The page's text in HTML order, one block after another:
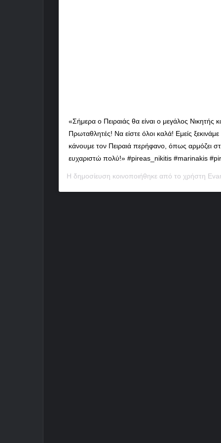
«Σήμερα ο Πειραιάς θα είναι ο μεγάλος Νικητής
Πρωταθλητές! Να είστε όλοι καλά! Εμείς ξεκινάμε
κάνουμε τον Πειραιά περήφανο, όπως αρμόζει
ευχαριστώ πολύ!» #pireas_nikitis #marinakis
Η δημοσίευση κοινοποιήθηκε από το χρήστη